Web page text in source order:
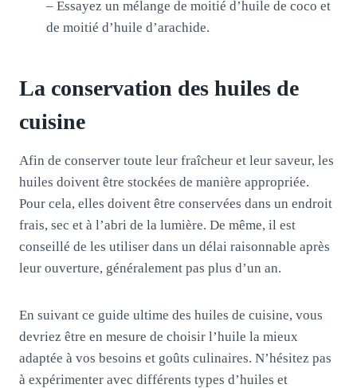
– Essayez un mélange de moitié d’huile de coco et
de moitié d’huile d’arachide.
La conservation des huiles de
cuisine
Afin de conserver toute leur fraîcheur et leur saveur, les
huiles doivent être stockées de manière appropriée.
Pour cela, elles doivent être conservées dans un endroit
frais, sec et à l’abri de la lumière. De même, il est
conseillé de les utiliser dans un délai raisonnable après
leur ouverture, généralement pas plus d’un an.
En suivant ce guide ultime des huiles de cuisine, vous
devriez être en mesure de choisir l’huile la mieux
adaptée à vos besoins et goûts culinaires. N’hésitez pas
à expérimenter avec différents types d’huiles et